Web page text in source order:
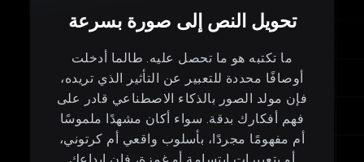
تحويل النص إلى صورة بسرعة
ما تكتبه هو ما تحصل عليه. طالما أدخلت
أوصافًا محددة للتعبير عن التأثير الذي تريده،
فإن مولد الصور بالذكاء الاصطناعي قادر على
فهم أفكارك بدقة. سواء أكان مشهدًا ملموسًا
أم مفهومًا مجردًا، بأسلوب واقعي أم كرتوني،